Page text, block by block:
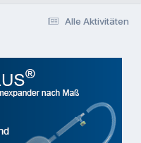
Alle Aktivitäten